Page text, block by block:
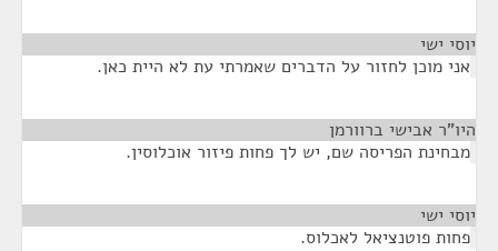
יוסי ישי
אני מוכן לחזור על הדברים שאמרתי עת לא היית כאן.
היו"ר אבישי ברוורמן
מבחינת הפריסה שם, יש לך פחות פיזור אוכלוסין.
יוסי ישי
פחות פוטנציאל לאכלוס.